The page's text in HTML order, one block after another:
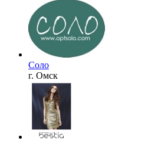
Соло
г. Омск